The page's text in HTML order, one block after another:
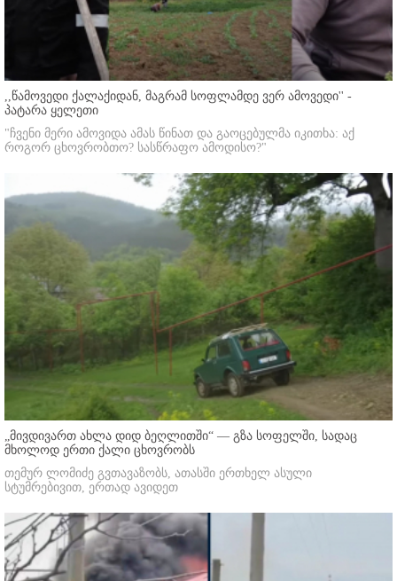
,,წამოვედი ქალაქიდან, მაგრამ სოფლამდე ვერ ამოვედი'' -
პატარა ყელეთი
"ჩვენი მერი ამოვიდა ამას წინათ და გაოცებულმა იკითხა: აქ
როგორ ცხოვრობთო? სასწრაფო ამოდისო?"
„მივდივართ ახლა დიდ ბეღლითში“ — გზა სოფელში, სადაც
მხოლოდ ერთი ქალი ცხოვრობს
თემურ ლომიძე გვთავაზობს, ათასში ერთხელ ასული
სტუმრებივით, ერთად ავიდეთ